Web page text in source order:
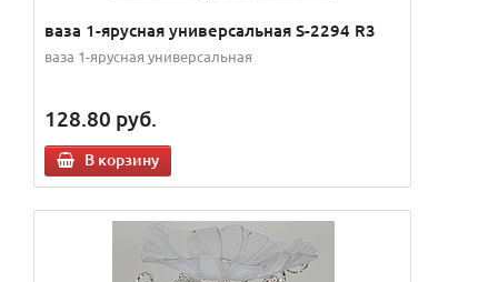
ваза 1-ярусная универсальная S-2294 R3
ваза 1-ярусная универсальная
128.80 руб.
В корзину